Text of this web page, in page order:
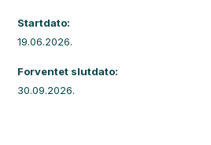
Startdato:
19.06.2026.
Forventet slutdato:
30.09.2026.